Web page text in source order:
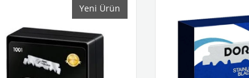
Yeni Ürün